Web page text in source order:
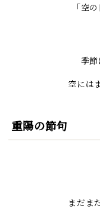
「空
季
空には
重陽の節句
まだま